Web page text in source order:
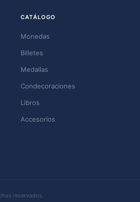
CATÁLOGO
Monedas
Billetes
Medallas
Condecoraciones
Libros
Accesorios
reservados.